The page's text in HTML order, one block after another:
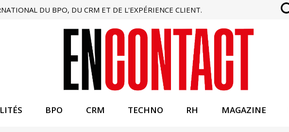
DU BPO, DU CRM ET DE L'EXPÉRIENCE CLIENT.
BPO CRM TECHNO RH MAGAZINE